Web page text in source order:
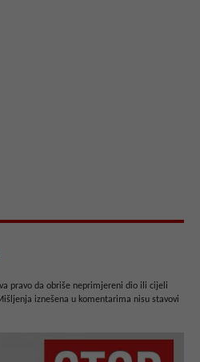
pravo da obriše neprimjereni dio ili cijeli
iznešena u komentarima nisu stavovi